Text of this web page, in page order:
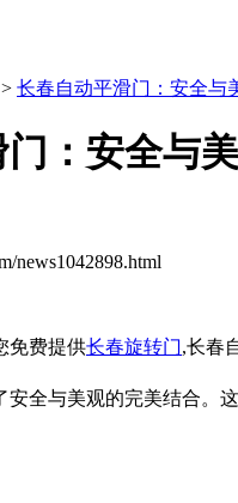
> 长春自动平滑门：安全与
：安全与
news1042898.html
免费提供长春旋转门,长春
安全与美观的完美结合。